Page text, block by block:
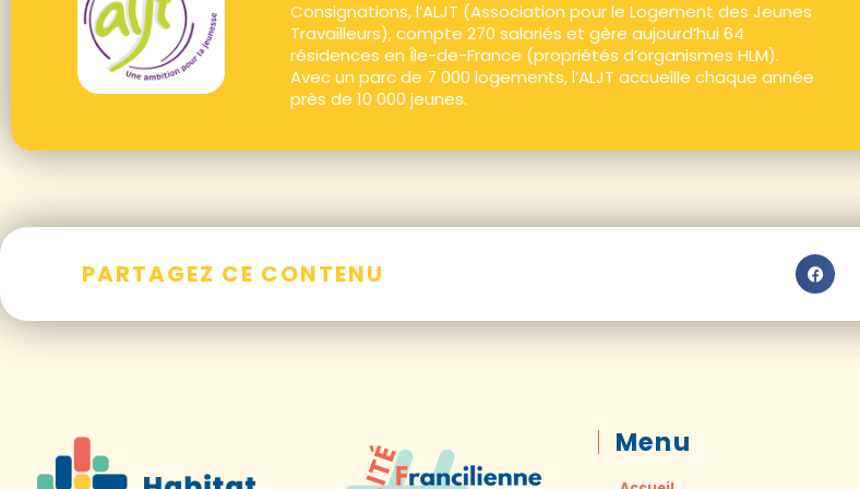
Consignations, l’ALJT (Association pour le Logement des Jeunes
Travailleurs), compte 270 salariés et gère aujourd’hui 64
résidences en Île-de-France (propriétés d’organismes HLM).
Avec un parc de 7 000 logements, l’ALJT accueille chaque année
près de 10 000 jeunes.
PARTAGEZ CE CONTENU
Menu